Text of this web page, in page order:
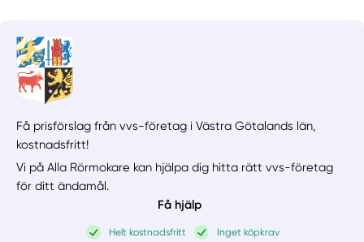
Få prisförslag från vvs-företag i Västra Götalands län,
kostnadsfritt!
Vi på Alla Rörmokare kan hjälpa dig hitta rätt vvs-företag
för ditt ändamål.
Få hjälp
Helt kostnadsfritt Inget köpkrav